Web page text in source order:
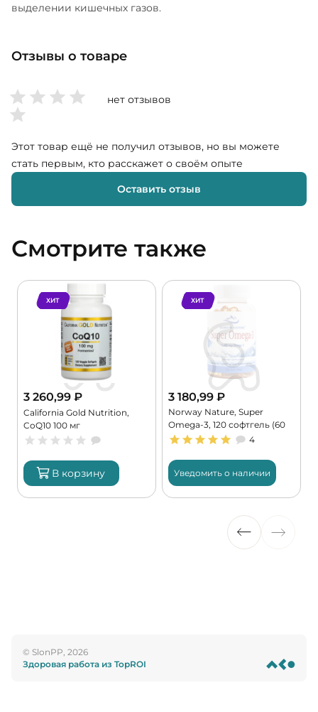
выделении кишечных газов.
Отзывы о товаре
нет отзывов
Этот товар ещё не получил отзывов, но вы можете
стать первым, кто расскажет о своём опыте
Оставить отзыв
Смотрите также
ХИТ
3 260,99 ₽
California Gold Nutrition,
CoQ10 100 мг
В корзину
ХИТ
3 180,99 ₽
Norway Nature, Super
Omega-3, 120 софтгель (60
порций)
4
Уведомить о наличии
© SlonPP, 2026
Здоровая работа из TopROI